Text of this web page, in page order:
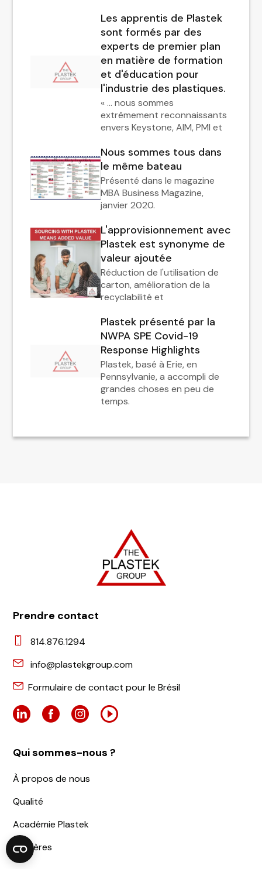
Les apprentis de Plastek
sont formés par des
experts de premier plan
en matière de formation
et d'éducation pour
l'industrie des plastiques.
« … nous sommes
extrêmement reconnaissants
envers Keystone, AIM, PMI et
Nous sommes tous dans
le même bateau
Présenté dans le magazine
MBA Business Magazine,
janvier 2020.
L'approvisionnement avec
Plastek est synonyme de
valeur ajoutée
Réduction de l'utilisation de
carton, amélioration de la
recyclabilité et
Plastek présenté par la
NWPA SPE Covid-19
Response Highlights
Plastek, basé à Erie, en
Pennsylvanie, a accompli de
grandes choses en peu de
temps.
Prendre contact
814.876.1294
info@plastekgroup.com
Formulaire de contact pour le Brésil
Qui sommes-nous ?
À propos de nous
Qualité
Académie Plastek
Carrières